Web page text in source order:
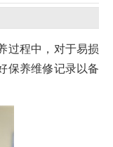
过程中，对于易损
保养维修记录以备